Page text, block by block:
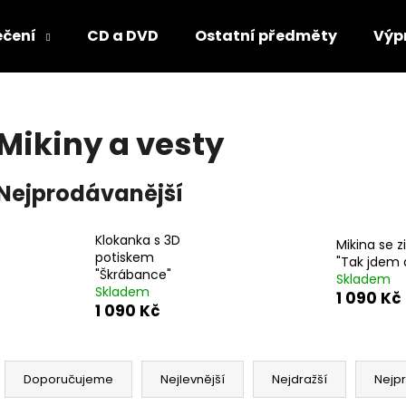
CD a DVD Ostatní předměty
a vesty
Klokanka s 3D
potiskem
"Škrábance"
Skladem
1 090 Kč
Mikina se
"Tak jdem
Skladem
1 090 Kč
Ř
Doporučujeme Nejlevnější Nejdražší
Doporučujeme
PLECHOVÁ CEDULE
VŮNĚ DO AUTA